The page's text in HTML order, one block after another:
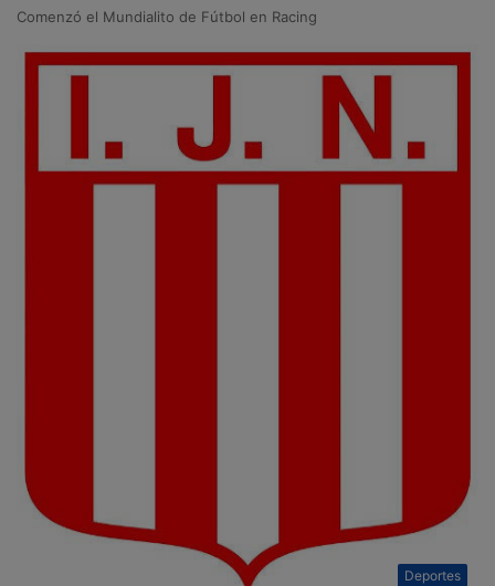
Comenzó el Mundialito de Fútbol en Racing
Deportes